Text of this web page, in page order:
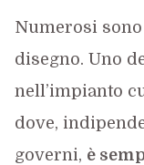
Numerosi
disegno. Uno
nell’impianto
dove,
governi, è